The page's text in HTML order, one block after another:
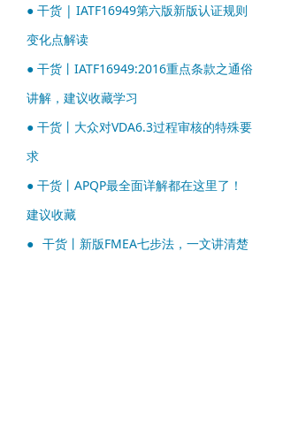
● 干货 | IATF16949第六版新版认证规则
变化点解读
● 干货丨IATF16949:2016重点条款之通俗
讲解，建议收藏学习
● 干货丨大众对VDA6.3过程审核的特殊要
求
● 干货丨APQP最全面详解都在这里了！
建议收藏
● 干货丨新版FMEA七步法，一文讲清楚